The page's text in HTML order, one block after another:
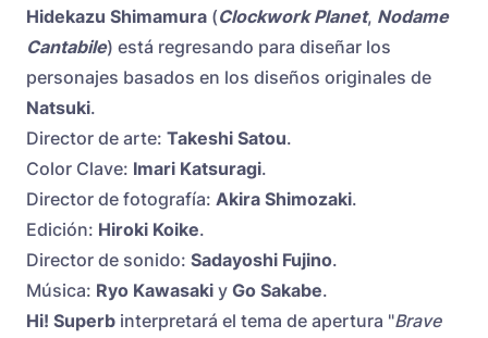
Hidekazu Shimamura (Clockwork Planet, Nodame
Cantabile) está regresando para diseñar los
personajes basados ​​en los diseños originales de
Natsuki.
Director de arte: Takeshi Satou.
Color Clave: Imari Katsuragi.
Director de fotografía: Akira Shimozaki.
Edición: Hiroki Koike.
Director de sonido: Sadayoshi Fujino.
Música: Ryo Kawasaki y Go Sakabe.
Hi! Superb interpretará el tema de apertura "Brave